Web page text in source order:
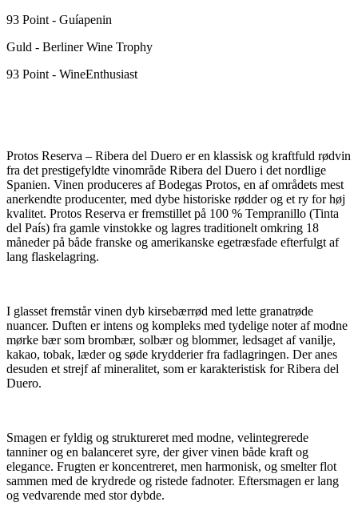
93 Point - Guíapenin
Guld - Berliner Wine Trophy
93 Point - WineEnthusiast
Protos Reserva – Ribera del Duero er en klassisk og kraftfuld rødvin
fra det prestigefyldte vinområde Ribera del Duero i det nordlige
Spanien. Vinen produceres afBodegas Protos, en af områdets mest
anerkendte producenter, med dybe historiske rødder og et ry for høj
kvalitet. Protos Reserva er fremstillet på 100 % Tempranillo (Tinta
del País) fra gamle vinstokke og lagres traditionelt omkring 18
måneder på både franske og amerikanske egetræsfade efterfulgt af
lang flaskelagring.
I glasset fremstår vinen dyb kirsebærrød med lette granatrøde
nuancer. Duften er intens og kompleks med tydelige noter af modne
mørke bær som brombær, solbær og blommer, ledsaget af vanilje,
kakao, tobak, læder og søde krydderier fra fadlagringen. Der anes
desuden et strejf af mineralitet, som er karakteristisk forRibera del
Duero.
Smagen er fyldig og struktureret med modne, velintegrerede
tanniner og en balanceret syre, der giver vinen både kraft og
elegance. Frugten er koncentreret, men harmonisk, og smelter flot
sammen med de krydrede og ristede fadnoter. Eftersmagen er lang
og vedvarende med stor dybde.